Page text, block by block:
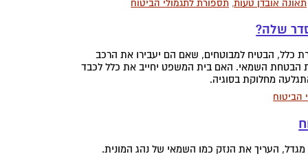
תאונה אובדן טעות, תספורת לתגמולי הביטוח
כלל, הבטיח למבוטחים, שאם הם יעבירו את הרכב
הבטחת השמאי. האם בית המשפט יחייב את כלל לכבד
מחלוקת בסוגיה.
הביטוח
העריך את הנזק כמו השמאי של נהג המונית.